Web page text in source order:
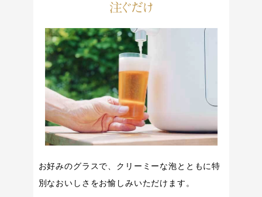
注ぐだけ
お好みのグラスで、クリーミーな泡とともに特
別なおいしさをお愉しみいただけます。